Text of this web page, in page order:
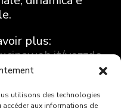
utilisons des technologies
aux informations de
plus:
vezzde